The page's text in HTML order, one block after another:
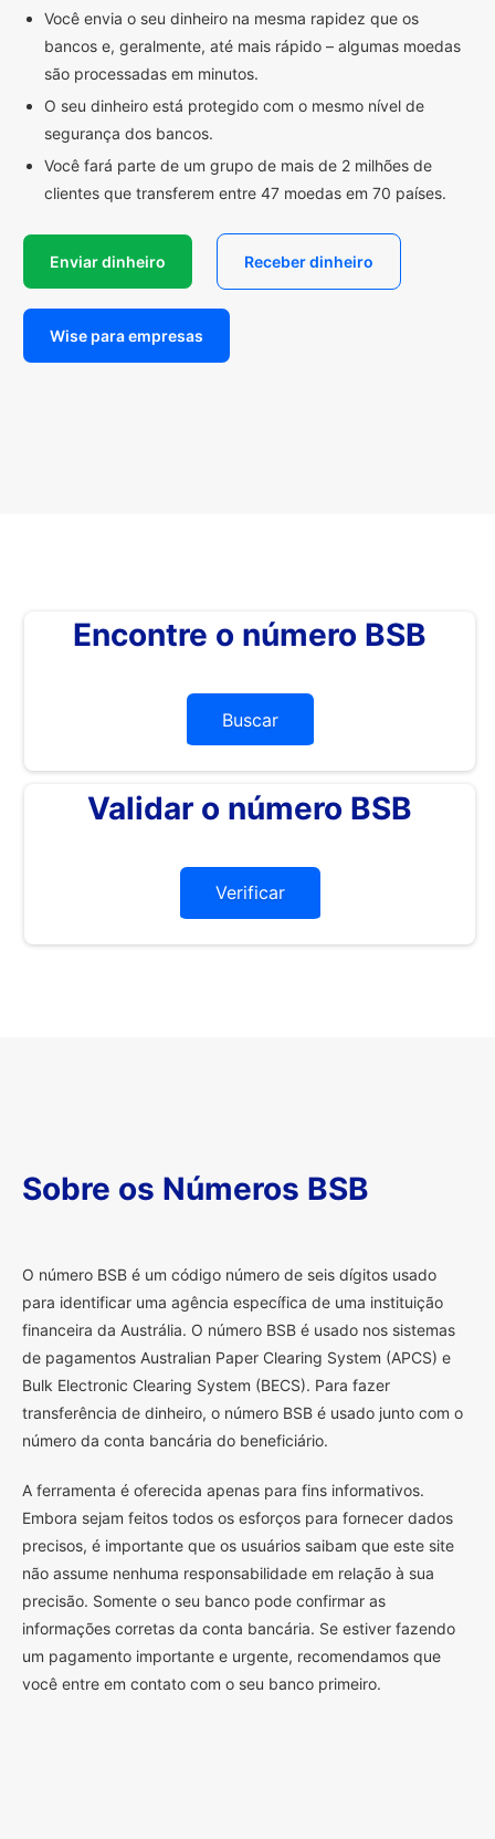
Você envia o seu dinheiro na mesma rapidez que os
bancos e, geralmente, até mais rápido – algumas moedas
são processadas em minutos.
O seu dinheiro está protegido com o mesmo nível de
segurança dos bancos.
Você fará parte de um grupo de mais de 2 milhões de
clientes que transferem entre 47 moedas em 70 países.
Enviar dinheiro Receber dinheiro
Wise para empresas
Encontre o número BSB
Buscar
Validar o número BSB
Verificar
Sobre os Números BSB
O número BSB é um código número de seis dígitos usado
para identificar uma agência específica de uma instituição
financeira da Austrália. O número BSB é usado nos sistemas
de pagamentos Australian Paper Clearing System (APCS) e
Bulk Electronic Clearing System (BECS). Para fazer
transferência de dinheiro, o número BSB é usado junto com o
número da conta bancária do beneficiário.
A ferramenta é oferecida apenas para fins informativos.
Embora sejam feitos todos os esforços para fornecer dados
precisos, é importante que os usuários saibam que este site
não assume nenhuma responsabilidade em relação à sua
precisão. Somente o seu banco pode confirmar as
informações corretas da conta bancária. Se estiver fazendo
um pagamento importante e urgente, recomendamos que
você entre em contato com o seu banco primeiro.